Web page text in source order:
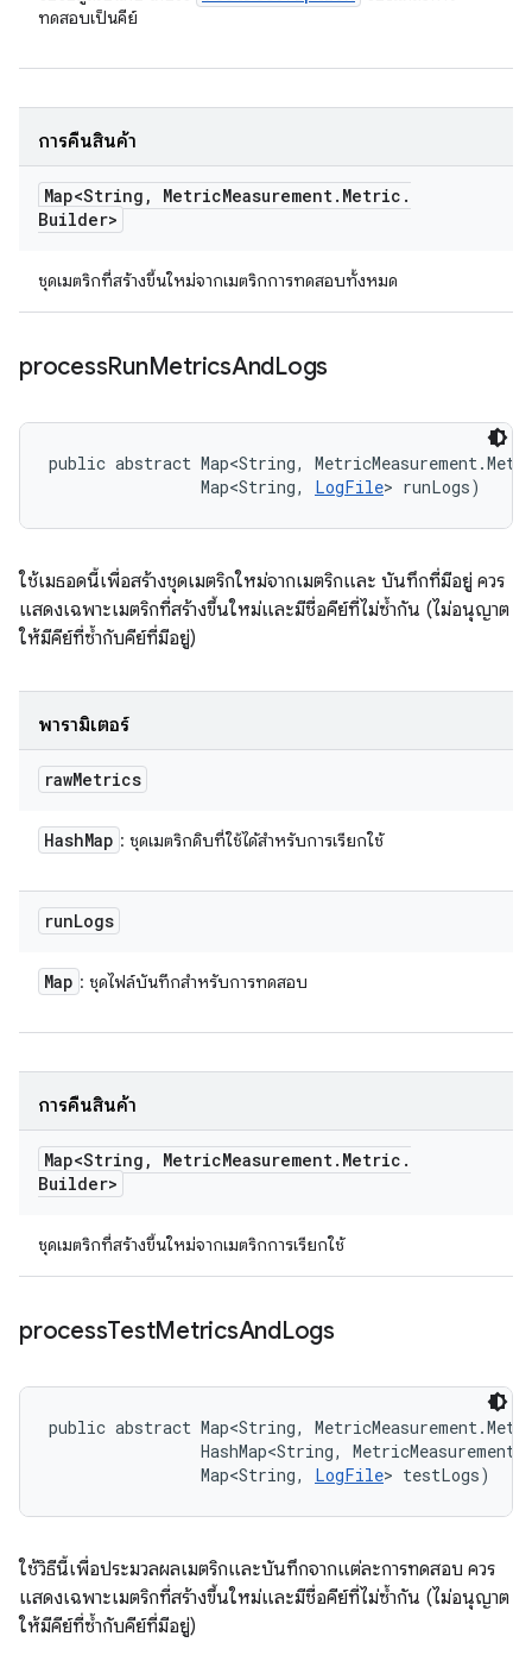
ทดสอบเป็นคีย์
การคืนสินค้า
Map<String , MetricMeasurement. Metric .
Builder>
ชุดเมตริกที่สร้างขึ้นใหม่จากเมตริกการทดสอบทั้งหมด
processRunMetricsAndLogs
public abstract Map<String,
                Map<String,
LogFile> runLogs)
ใช้เมธอดนี้เพื่อสร้างชุดเมตริกใหม่จากเมตริกและ บันทึกที่มีอยู่ ควร
แสดงเฉพาะเมตริกที่สร้างขึ้นใหม่และมีชื่อคีย์ที่ไม่ซ้ำกัน (ไม่อนุญาต
ให้มีคีย์ที่ซ้ำกับคีย์ที่มีอยู่)
พารามิเตอร์
rawMetrics
HashMap : ชุดเมตริกดิบที่ใช้ได้สำหรับการเรียกใช้
runLogs
Map : ชุดไฟล์บันทึกสำหรับการทดสอบ
การคืนสินค้า
Map<String , MetricMeasurement. Metric .
Builder>
ชุดเมตริกที่สร้างขึ้นใหม่จากเมตริกการเรียกใช้
processTestMetricsAndLogs
public abstract Map<String,
HashMap<String,
                Map<String,
LogFile> testLogs)
ใช้วิธีนี้เพื่อประมวลผลเมตริกและบันทึกจากแต่ละการทดสอบ ควร
แสดงเฉพาะเมตริกที่สร้างขึ้นใหม่และมีชื่อคีย์ที่ไม่ซ้ำกัน (ไม่อนุญาต
ให้มีคีย์ที่ซ้ำกับคีย์ที่มีอยู่)